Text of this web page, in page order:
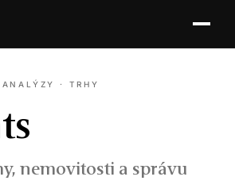
· TRHY
nemovitosti a správu